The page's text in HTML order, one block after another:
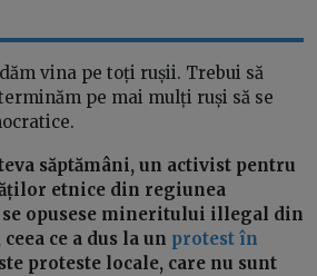
vina pe toți rușii. Trebui să
pe mai mulți ruși să se
săptămâni, un activist pentru
etnice din regiunea
se opusese mineritului illegal din
ce a dus la un protest în
proteste locale, care nu sunt